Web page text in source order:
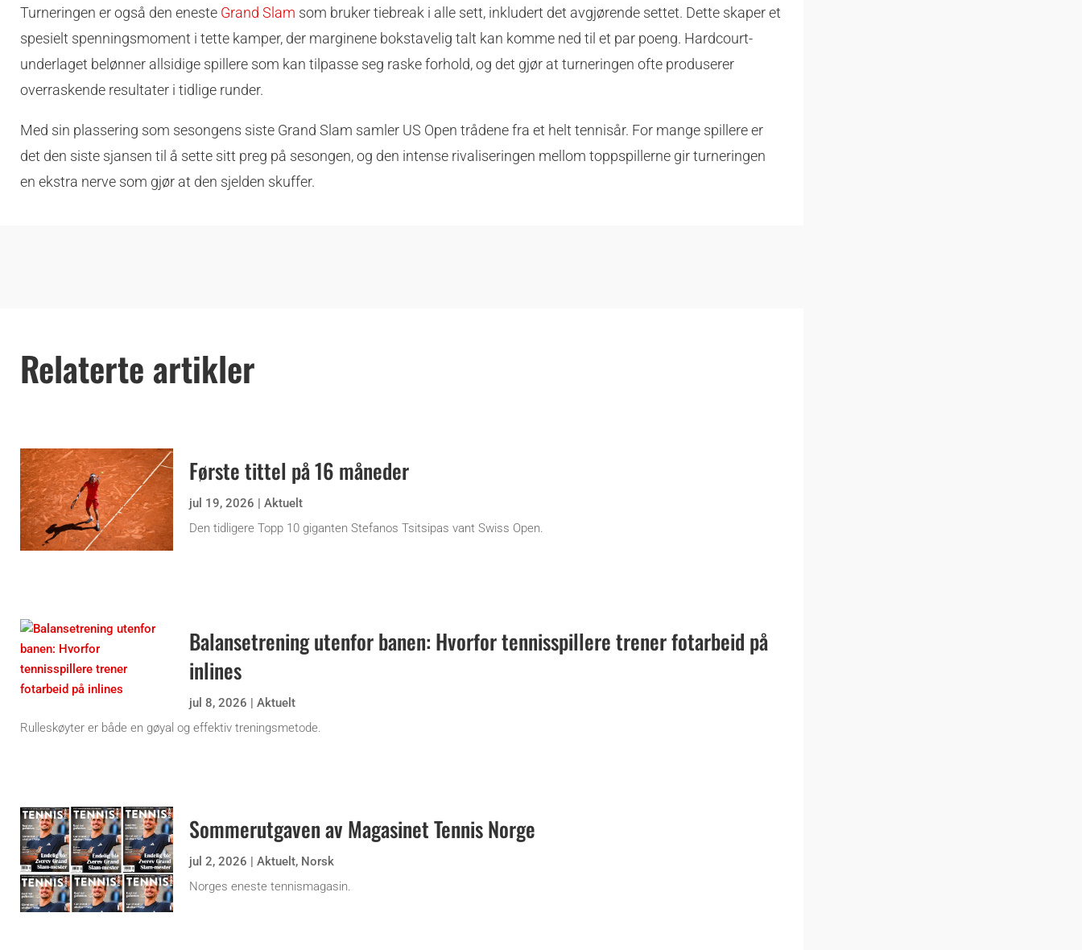
Turneringen er også den eneste Grand Slam som bruker tiebreak i alle sett, inkludert det avgjørende settet. Dette skaper et
spesielt spenningsmoment i tette kamper, der marginene bokstavelig talt kan komme ned til et par poeng. Hardcourt-
underlaget belønner allsidige spillere som kan tilpasse seg raske forhold, og det gjør at turneringen ofte produserer
overraskende resultater i tidlige runder.
Med sin plassering som sesongens siste Grand Slam samler US Open trådene fra et helt tennisår. For mange spillere er
det den siste sjansen til å sette sitt preg på sesongen, og den intense rivaliseringen mellom toppspillerne gir turneringen
en ekstra nerve som gjør at den sjelden skuffer.
Relaterte artikler
Første tittel på 16 måneder
jul 19, 2026 | Aktuelt
Den tidligere Topp 10 giganten Stefanos Tsitsipas vant Swiss Open.
Balansetrening utenfor banen: Hvorfor tennisspillere trener fotarbeid på
inlines
jul 8, 2026 | Aktuelt
Rulleskøyter er både en gøyal og effektiv treningsmetode.
Sommerutgaven av Magasinet Tennis Norge
jul 2, 2026 | Aktuelt, Norsk
Norges eneste tennismagasin.